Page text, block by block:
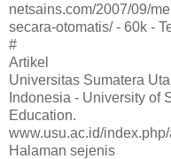
netsains.com/2007/09/
secara-otomatis/ - 60k -
#
Artikel
Universitas Sumatera
Indonesia - University of
Education.
www.usu.ac.id/
Halaman sejenis